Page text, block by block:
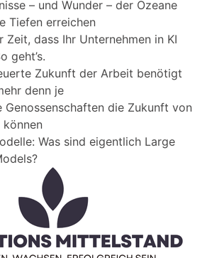
– und Wunder – der Ozeane
Tiefen erreichen
Zeit, dass Ihr Unternehmen in KI
geht’s.
Zukunft der Arbeit benötigt
denn je
Genossenschaften die Zukunft von
können
Was sind eigentlich Large